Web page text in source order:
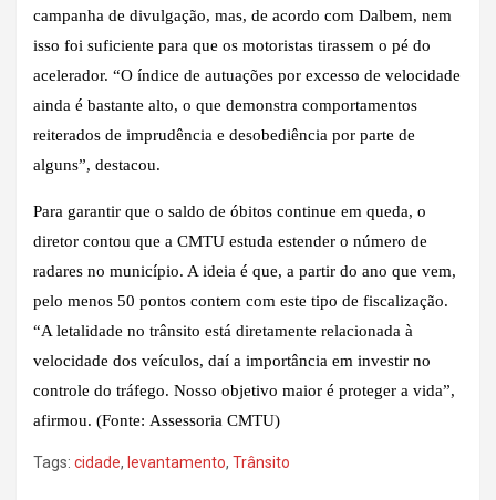
campanha de divulgação, mas, de acordo com Dalbem, nem
isso foi suficiente para que os motoristas tirassem o pé do
acelerador. “O índice de autuações por excesso de velocidade
ainda é bastante alto, o que demonstra comportamentos
reiterados de imprudência e desobediência por parte de
alguns”, destacou.
Para garantir que o saldo de óbitos continue em queda, o
diretor contou que a CMTU estuda estender o número de
radares no município. A ideia é que, a partir do ano que vem,
pelo menos 50 pontos contem com este tipo de fiscalização.
“A letalidade no trânsito está diretamente relacionada à
velocidade dos veículos, daí a importância em investir no
controle do tráfego. Nosso objetivo maior é proteger a vida”,
afirmou. (Fonte: Assessoria CMTU)
Tags: cidade, levantamento, Trânsito